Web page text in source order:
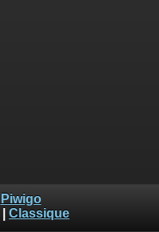
Piwigo
Classique